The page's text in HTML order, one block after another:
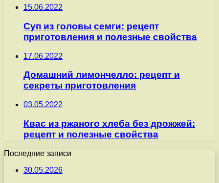
15.06.2022
Суп из головы семги: рецепт
приготовления и полезные свойства
17.06.2022
Домашний лимончелло: рецепт и
секреты приготовления
03.05.2022
Квас из ржаного хлеба без дрожжей:
рецепт и полезные свойства
Последние записи
30.05.2026